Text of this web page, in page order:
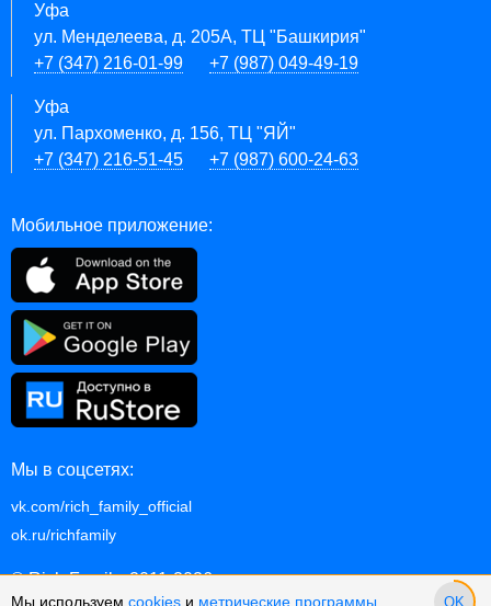
Уфа
ул. Менделеева, д. 205А, ТЦ "Башкирия"
+7 (347) 216-01-99
+7 (987) 049-49-19
Уфа
ул. Пархоменко, д. 156, ТЦ "ЯЙ"
+7 (347) 216-51-45
+7 (987) 600-24-63
Мобильное приложение:
Мы в соцсетях:
vk.com/rich_family_official
ok.ru/richfamily
© Rich Family, 2011-2026
Мы используем cookies и метрические программы OK